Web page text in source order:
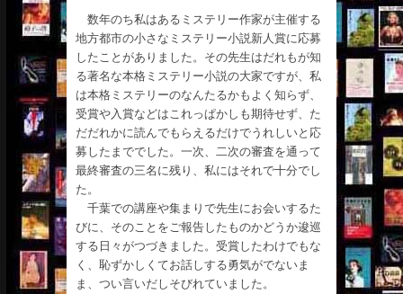
数年のち私はあるミステリー作家が主催する
地方都市の小さなミステリー小説新人賞に応募
したことがありました。その先生はだれもが知
る著名な本格ミステリー小説の大家ですが、私
は本格ミステリーのなんたるかもよく知らず、
受賞や入賞などはこれっぱかしも期待せず、た
だだれかに読んでもらえるだけでうれしいと応
募したまででした。一次、二次の審査を通って
最終審査の三名に残り、私にはそれで十分でし
た。
千葉での講座や集まりで先生にお会いするた
びに、そのことをご報告したものかどうか逡巡
する日々がつづきました。受賞したわけでもな
く、恥ずかしくてお話しする勇気がでないま
ま、つい言いだしそびれていました。